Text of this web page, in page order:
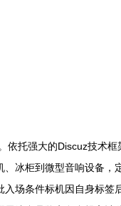
依托强大的Discuz技术
冰柜到微型音响设备，
场条件标机因自身标签